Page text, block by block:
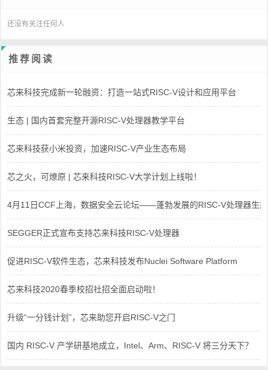
还没有关注任何人
推荐阅读
芯来科技完成新一轮融资：打造一站式RISC-V设计和应用平台
生态 | 国内首套完整开源RISC-V处理器教学平台
芯来科技获小米投资，加速RISC-V产业生态布局
芯之火，可燎原 | 芯来科技RISC-V大学计划上线啦！
4月11日CCF上海，数据安全云论坛——蓬勃发展的RISC-V处理器生态
SEGGER正式宣布支持芯来科技RISC-V处理器
促进RISC-V软件生态，芯来科技发布Nuclei Software Platform
芯来科技2020春季校招社招全面启动啦！
升级“一分钱计划”，芯来助您开启RISC-V之门
国内 RISC-V 产学研基地成立，Intel、Arm、RISC-V 将三分天下？